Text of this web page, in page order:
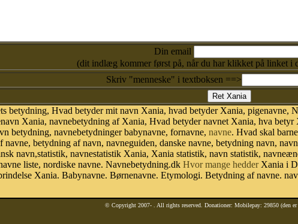
Din email
(dit indlæg kommer først på, når du har klikket på linket i
Skriv "menneske" i textboksen ==>
betydning, Hvad betyder mit navn Xania, hvad betyder Xania, pigenavne,
Xania, navnebetydning af Xania, Hvad betyder navnet Xania, hva
betydning, navnebetydninger babynavne, fornavne, navne. Hvad skal
navne, betydning af navn, navneguiden, danske navne, betydning navn,
navn,statistik, navnestatistik Xania, Xania statistik, navn statistik,
liste, nordiske navne. Navnebetydning.dk Hvor mange hedderXania i
Xania. Babynavne. Børnenavne. Etymologi. Betydning af navne.
© Copyright 2007- . All rights reserved. Donationer: Mobilepay: 29850 (den